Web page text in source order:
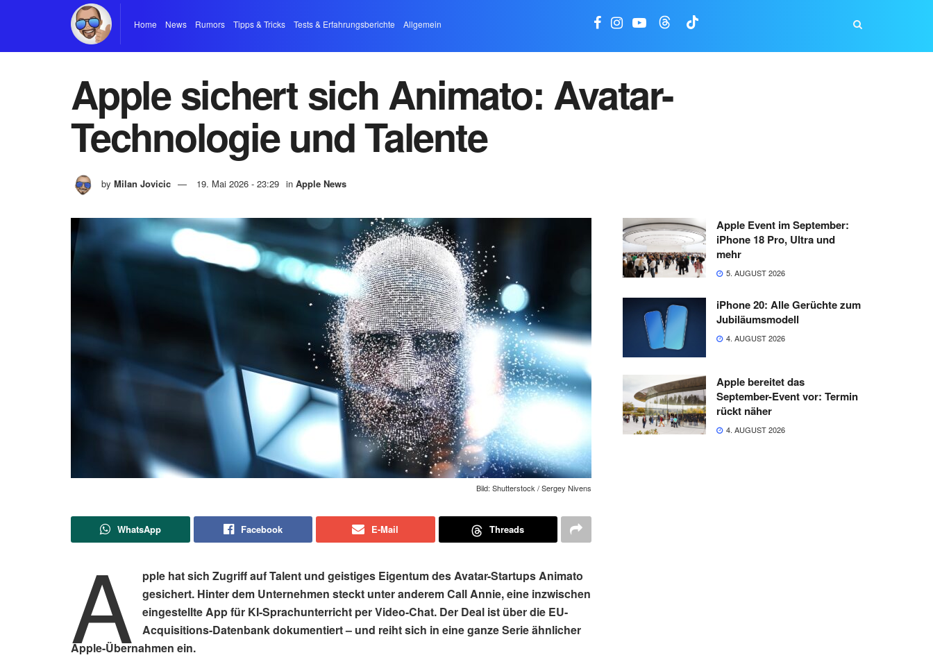
Home News Rumors Tipps & Tricks Tests & Erfahrungsberichte Allgemein
Apple sichert sich Animato: Avatar-
Technologie und Talente
by Milan Jovicic 19. Mai 2026 - 23:29 in Apple News
Bild: Shutterstock / Sergey Nivens
WhatsApp Facebook E-Mail Threads
A
pple hat sich Zugriff auf Talent und geistiges Eigentum des Avatar-Startups Animato
gesichert. Hinter dem Unternehmen steckt unter anderem Call Annie, eine inzwischen
eingestellte App für KI-Sprachunterricht per Video-Chat. Der Deal ist über die EU-
Acquisitions-Datenbank dokumentiert – und reiht sich in eine ganze Serie ähnlicher
Apple-Übernahmen ein.
Apple Event im September:
iPhone 18 Pro, Ultra und
mehr
5. AUGUST 2026
iPhone 20: Alle Gerüchte zum
Jubiläumsmodell
4. AUGUST 2026
Apple bereitet das
September-Event vor: Termin
rückt näher
4. AUGUST 2026